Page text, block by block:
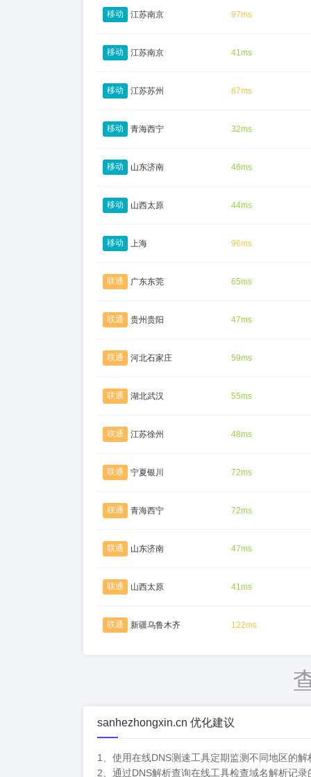
移动 江苏南京 97ms
移动 江苏南京 41ms
移动 江苏苏州 87ms
移动 青海西宁 32ms
移动 山东济南 46ms
移动 山西太原 44ms
移动 上海 96ms
联通 广东东莞 65ms
联通 贵州贵阳 47ms
联通 河北石家庄 59ms
联通 湖北武汉 55ms
联通 江苏徐州 48ms
联通 宁夏银川 72ms
联通 青海西宁 72ms
联通 山东济南 47ms
联通 山西太原 41ms
联通 新疆乌鲁木齐 122ms
sanhezhongxin.cn 优化建议
1、使用在线DNS测速工具定期监测不同地区的
2、通过DNS解析查询在线工具检查域名解析记